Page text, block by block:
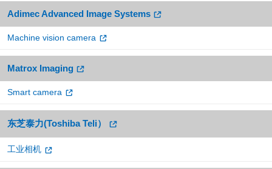
Adimec Advanced Image Systems
Machine vision camera
Matrox Imaging
Smart camera
东芝泰力(Toshiba Teli）
工业相机